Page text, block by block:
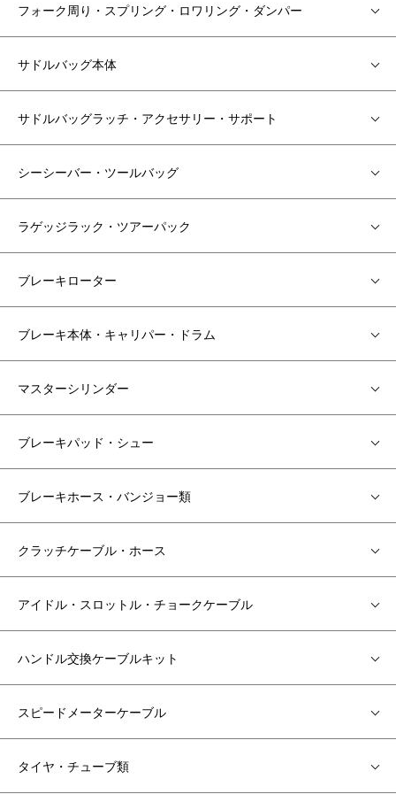
フォーク周り・スプリング・ロワリング・ダンパー
サドルバッグ本体
サドルバッグラッチ・アクセサリー・サポート
シーシーバー・ツールバッグ
ラゲッジラック・ツアーパック
ブレーキローター
ブレーキ本体・キャリパー・ドラム
マスターシリンダー
ブレーキパッド・シュー
ブレーキホース・バンジョー類
クラッチケーブル・ホース
アイドル・スロットル・チョークケーブル
ハンドル交換ケーブルキット
スピードメーターケーブル
タイヤ・チューブ類